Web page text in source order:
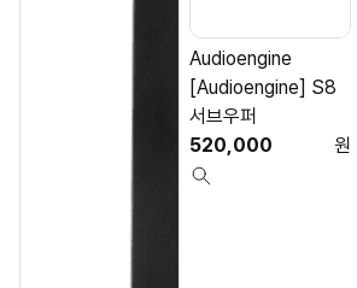
Audioengine
[Audioengine] S8
서브우퍼
520,000
원